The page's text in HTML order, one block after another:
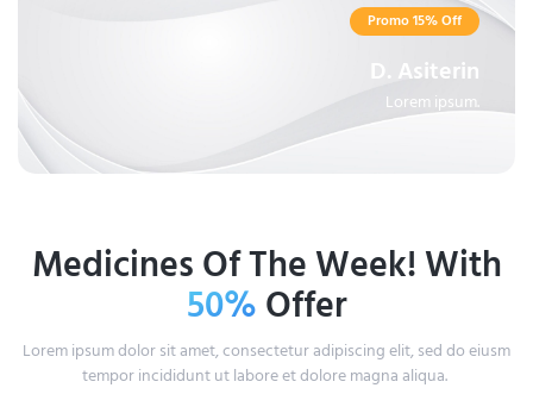
Promo 15% Off
D. Asiterin
Lorem ipsum.
Medicines Of The Week! With
50%Offer
Lorem ipsum dolor sit amet, consectetur adipiscing elit, sed do eiusm
tempor incididunt ut labore et dolore magna aliqua.